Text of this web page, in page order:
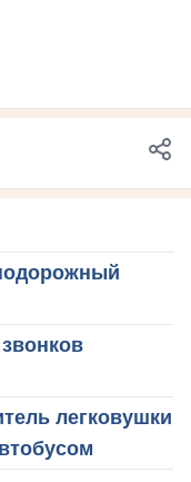
легковушки